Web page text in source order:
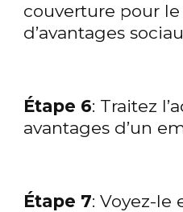
couverture pour
d’avantages
Étape 6: Traitez
avantages d’un
Étape 7: Voyez-le